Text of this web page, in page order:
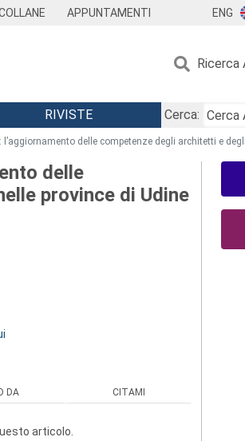
APPUNTAMENTI ENG
Ricerca
RIVISTE
Cerca:
delle competenze degli architetti e
delle
province di Udine
DA CITAMI
articolo.